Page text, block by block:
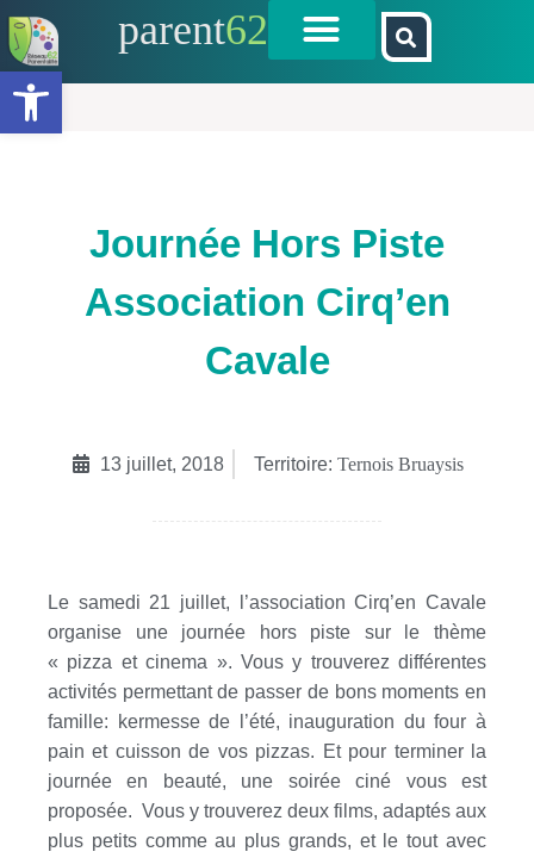
Ouvrir la barre d’outils
parent62
Journée Hors Piste
Association Cirq’en
Cavale
13 juillet, 2018 Territoire: Ternois Bruaysis
Le samedi 21 juillet, l’association Cirq’en Cavale
organise une journée hors piste sur le thème
« pizza et cinema ». Vous y trouverez différentes
activités permettant de passer de bons moments en
famille: kermesse de l’été, inauguration du four à
pain et cuisson de vos pizzas. Et pour terminer la
journée en beauté, une soirée ciné vous est
proposée. Vous y trouverez deux films, adaptés aux
plus petits comme au plus grands, et le tout avec